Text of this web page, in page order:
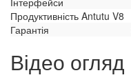
Продуктивність Antutu V8
Гарантія
Відео огляд